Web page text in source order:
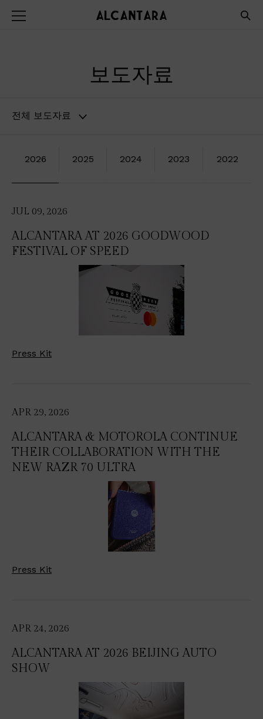
보도자료
전체 보도자료
2026 2025 2024 2023 2022
JUL 09, 2026
ALCANTARA AT 2026 GOODWOOD
FESTIVAL OF SPEED
Press Kit
APR 29, 2026
ALCANTARA & MOTOROLA CONTINUE
THEIR COLLABORATION WITH THE
NEW RAZR 70 ULTRA
Press Kit
APR 24, 2026
ALCANTARA AT 2026 BEIJING AUTO
SHOW